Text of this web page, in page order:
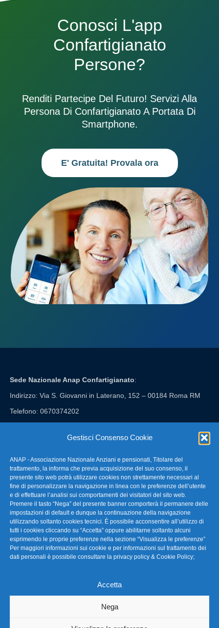
Gestisci Consenso Cookie
ANAP - Associazione Nazionale Anziani e pensionati, Titolare del
trattamento, la informa che previa acquisizione del suo consenso, il
presente sito web potrà utilizzare cookies non strettamente necessari al
fine di personalizzare la navigazione in linea con le preferenze dell’utente
e di effettuare l’analisi sui comportamenti dei visitatori del sito web.
Premere il tasto “Nega” del presente banner comporterà il permanere delle
impostazioni di default e dunque la continuazione della navigazione
utilizzando soltanto cookies tecnici. È possibile acconsentire all’utilizzo di
tutti i cookies cliccando su “Accetta” oppure abilitarne soltanto alcuni
esprimendo le proprie preferenze nella sezione “Visualizza le preferenze”
Per maggiori informazioni sui cookie e per informazioni sul trattamento dei
dati personali è possibile consultare la privacy policy & Cookie Policy;
Accetta
Nega
Conosci L'app
Confartigianato
Persone?
Renditi Partecipe Del Futuro! Servizi Alla
Persona Di Confartigianato A Portata Di
Smartphone.
E' Gratuita! Provala ora
Sede Nazionale Anap Confartigianato:
Indirizzo: Via S. Giovanni in Laterano, 152 – 00184 Roma RM
Telefono: 0670374202
FAQ – Domande Frequenti
La nostra Newsletter
Link Utili
TG Confartigianato
Privacy & Cookie Policy
Seguici